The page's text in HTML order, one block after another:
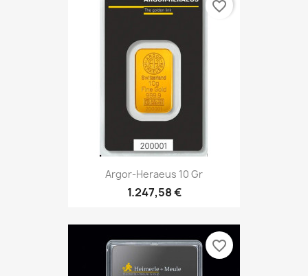
Argor-Heraeus 10 Gr
1.247,58 €
favorite_border
favorite_border